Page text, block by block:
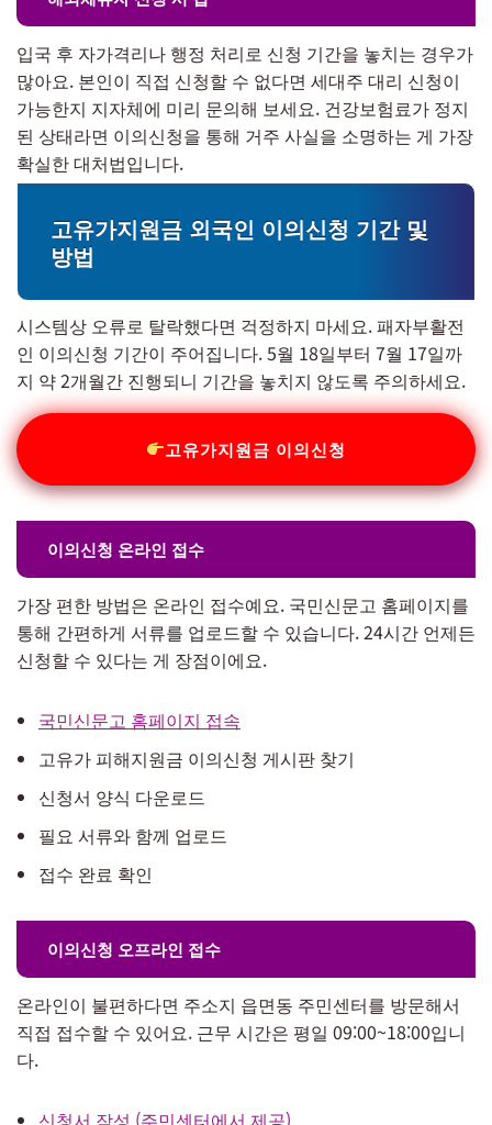
입국 후 자가격리나 행정 처리로 신청 기간을 놓치는 경우가
많아요. 본인이 직접 신청할 수 없다면 세대주 대리 신청이
가능한지 지자체에 미리 문의해 보세요. 건강보험료가 정지
된 상태라면 이의신청을 통해 거주 사실을 소명하는 게 가장
확실한 대처법입니다.
고유가지원금 외국인 이의신청 기간 및
방법
시스템상 오류로 탈락했다면 걱정하지 마세요. 패자부활전
인 이의신청 기간이 주어집니다. 5월 18일부터 7월 17일까
지 약 2개월간 진행되니 기간을 놓치지 않도록 주의하세요.
고유가지원금 이의신청
이의신청 온라인 접수
가장 편한 방법은 온라인 접수예요. 국민신문고 홈페이지를
통해 간편하게 서류를 업로드할 수 있습니다. 24시간 언제든
신청할 수 있다는 게 장점이에요.
국민신문고 홈페이지 접속
고유가 피해지원금 이의신청 게시판 찾기
신청서 양식 다운로드
필요 서류와 함께 업로드
접수 완료 확인
이의신청 오프라인 접수
온라인이 불편하다면 주소지 읍면동 주민센터를 방문해서
직접 접수할 수 있어요. 근무 시간은 평일 09:00~18:00입니
다.
신청서 작성 (주민센터에서 제공)